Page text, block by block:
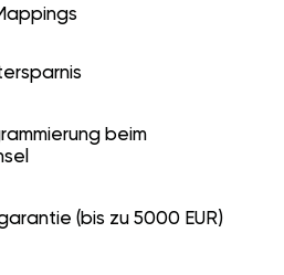
beim
(bis zu 5000 EUR)